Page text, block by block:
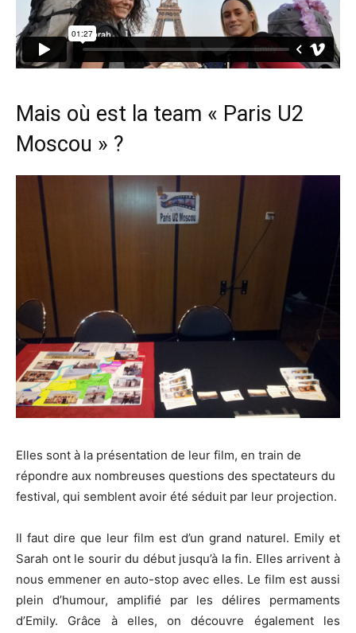
Mais où est la team « Paris U2
Moscou » ?
Elles sont à la présentation de leur film, en train de
répondre aux nombreuses questions des spectateurs du
festival, qui semblent avoir été séduit par leur projection.
Il faut dire que leur film est d’un grand naturel. Emily et
Sarah ont le sourir du début jusqu’à la fin. Elles arrivent à
nous emmener en auto-stop avec elles. Le film est aussi
plein d’humour, amplifié par les délires permaments
d’Emily. Grâce à elles, on découvre également les